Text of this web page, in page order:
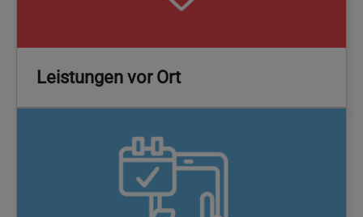
Leistungen vor Ort